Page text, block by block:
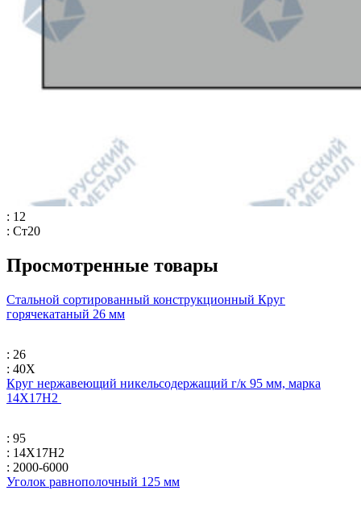
: 12
: Ст20
Просмотренные товары
Стальной сортированный конструкционный Круг
горячекатаный 26 мм
: 26
: 40Х
Круг нержавеющий никельсодержащий г/к 95 мм, марка
14Х17Н2
: 95
: 14Х17Н2
: 2000-6000
Уголок равнополочный 125 мм